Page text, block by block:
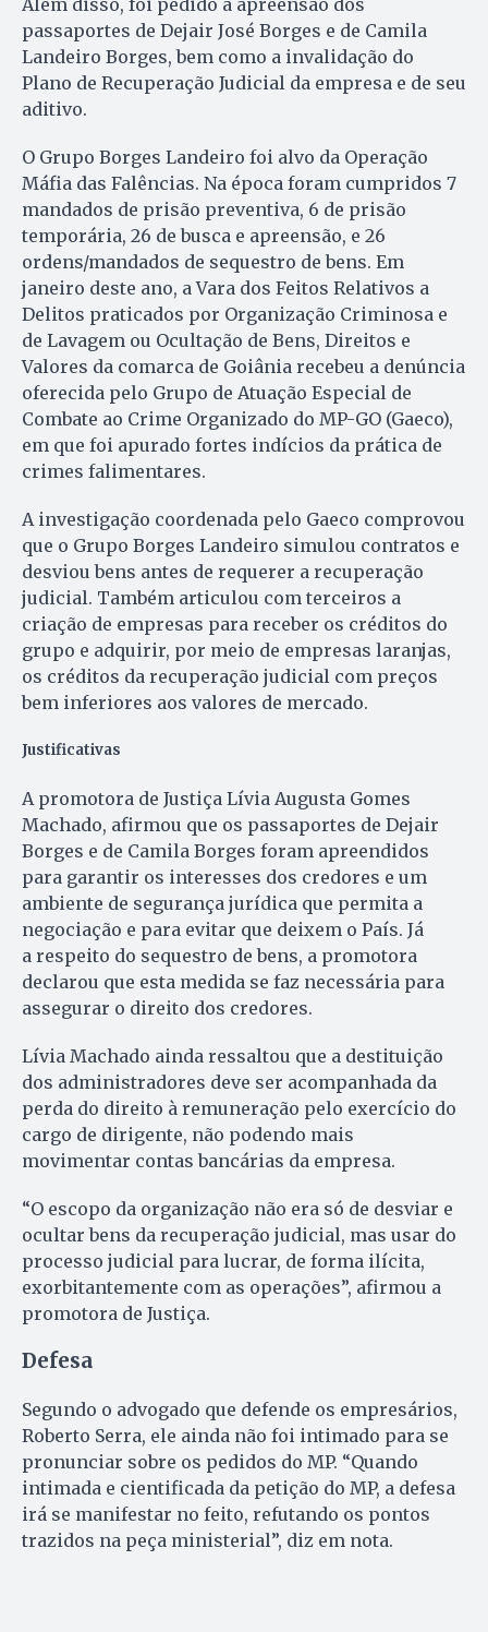
Além disso, foi pedido a apreensão dos
passaportes de Dejair José Borges e de Camila
Landeiro Borges, bem como a invalidação do
Plano de Recuperação Judicial da empresa e de seu
aditivo.
O Grupo Borges Landeiro foi alvo da Operação
Máfia das Falências. Na época foram cumpridos 7
mandados de prisão preventiva, 6 de prisão
temporária, 26 de busca e apreensão, e 26
ordens/mandados de sequestro de bens. Em
janeiro deste ano, a Vara dos Feitos Relativos a
Delitos praticados por Organização Criminosa e
de Lavagem ou Ocultação de Bens, Direitos e
Valores da comarca de Goiânia recebeu a denúncia
oferecida pelo Grupo de Atuação Especial de
Combate ao Crime Organizado do MP-GO (Gaeco),
em que foi apurado fortes indícios da prática de
crimes falimentares.
A investigação coordenada pelo Gaeco comprovou
que o Grupo Borges Landeiro simulou contratos e
desviou bens antes de requerer a recuperação
judicial. Também articulou com terceiros a
criação de empresas para receber os créditos do
grupo e adquirir, por meio de empresas laranjas,
os créditos da recuperação judicial com preços
bem inferiores aos valores de mercado.
Justificativas
A promotora de Justiça Lívia Augusta Gomes
Machado, afirmou que os passaportes de Dejair
Borges e de Camila Borges foram apreendidos
para garantir os interesses dos credores e um
ambiente de segurança jurídica que permita a
negociação e para evitar que deixem o País. Já
a respeito do sequestro de bens, a promotora
declarou que esta medida se faz necessária para
assegurar o direito dos credores.
Lívia Machado ainda ressaltou que a destituição
dos administradores deve ser acompanhada da
perda do direito à remuneração pelo exercício do
cargo de dirigente, não podendo mais
movimentar contas bancárias da empresa.
“O escopo da organização não era só de desviar e
ocultar bens da recuperação judicial, mas usar do
processo judicial para lucrar, de forma ilícita,
exorbitantemente com as operações”, afirmou a
promotora de Justiça.
Defesa
Segundo o advogado que defende os empresários,
Roberto Serra, ele ainda não foi intimado para se
pronunciar sobre os pedidos do MP. “Quando
intimada e cientificada da petição do MP, a defesa
irá se manifestar no feito, refutando os pontos
trazidos na peça ministerial”, diz em nota.